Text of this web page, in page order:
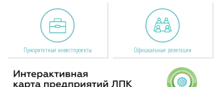
Приоритетные инвестпроекты Официальные делегации